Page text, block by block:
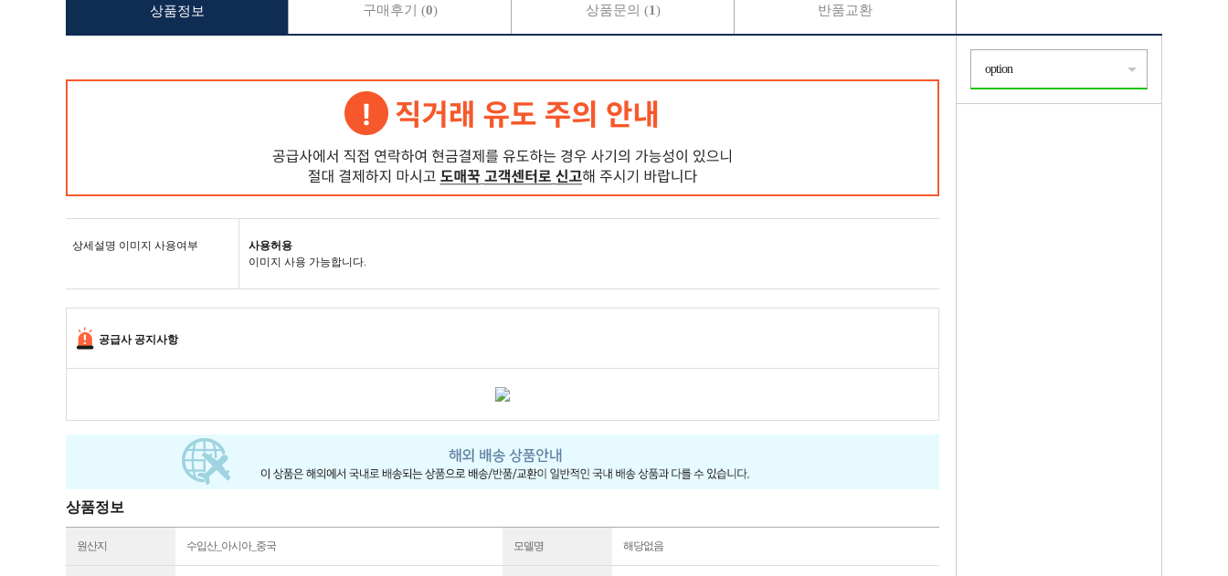
상세설명 이미지 사용여부
사용허용
이미지 사용 가능합니다.
공급사 공지사항
상품정보
원산지 수입산_아시아_중국 모델명 해당없음
상품정보 구매후기 (0) 상품문의 (1) 반품교환
option